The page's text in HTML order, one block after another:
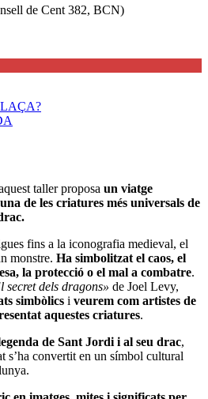
de Cent 382, BCN)
taller proposa un viatge
de les criatures més universals de
fins a la iconografia medieval, el
monstre. Ha simbolitzat el caos, el
la protecció o el mal a combatre.
secret dels dragons» de Joel Levy,
simbòlics i veurem com artistes de
aquestes criatures.
de Sant Jordi i al seu drac,
s’ha convertit en un símbol cultural